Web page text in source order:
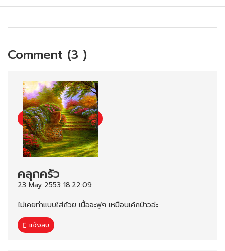
Comment (3 )
คลุกครัว
23 May 2553 18:22:09
ไม่เคยทำแบบใส่ถ้วย เนื้อจะฟูๆ เหมือนเค้กป่าวอ่ะ
แจ้งลบ